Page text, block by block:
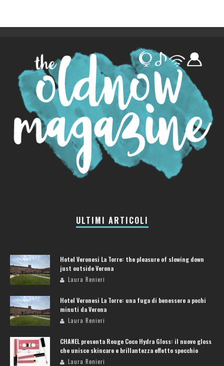
ULTIMI ARTICOLI
Hotel Veronesi La Torre: the pleasure of slowing down
just outside Verona
Laura Renieri
Hotel Veronesi La Torre: una fuga di benessere a pochi
minuti da Verona
Laura Renieri
CHANEL presenta Rouge Coco Hydra Gloss: il nuovo gloss
che unisce skincare e brillantezza effetto specchio
Laura Renieri